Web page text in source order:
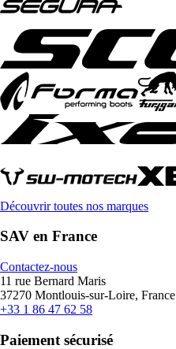
Découvrir toutes nos marques
SAV en France
Contactez-nous
11 rue Bernard Maris
37270 Montlouis-sur-Loire, France
+33 1 86 47 62 58
Paiement sécurisé